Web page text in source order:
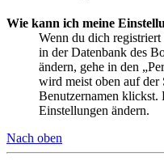
Wie kann ich meine
Wenn du dich
in der Datenbank des
ändern, gehe in den
wird meist oben auf der
Benutzernamen klickst.
Einstellungen ändern.
Nach oben